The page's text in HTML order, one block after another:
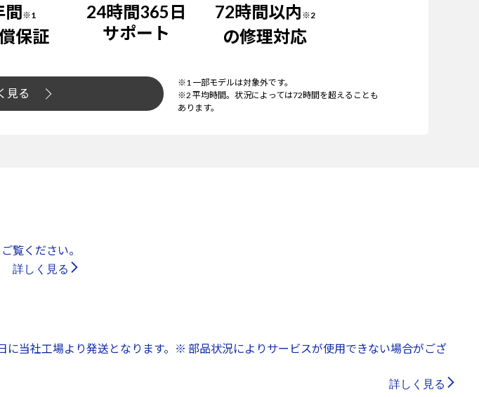
間※1
保証
24時間365日
サポート
72時間以内 ※2
の修理対応
見る
※1 一部モデルは対象外です。
※2 平均時間。状況によっては72時間を超えることも
あります。
覧ください。
詳しく見る
当社工場より発送となります。※ 部品状況によりサービスが使用できない場合がござ
詳しく見る